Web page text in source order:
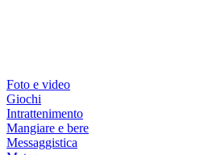
Foto e video
Giochi
Intrattenimento
Mangiare e bere
Messaggistica